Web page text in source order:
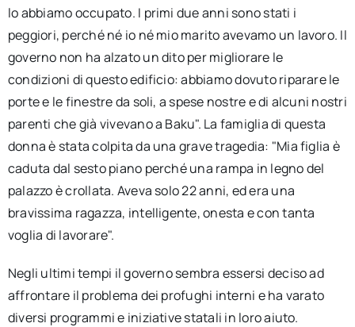
lo abbiamo occupato. I primi due anni sono stati i
peggiori, perché né io né mio marito avevamo un lavoro. Il
governo non ha alzato un dito per migliorare le
condizioni di questo edificio: abbiamo dovuto riparare le
porte e le finestre da soli, a spese nostre e di alcuni nostri
parenti che già vivevano a Baku". La famiglia di questa
donna è stata colpita da una grave tragedia: "Mia figlia è
caduta dal sesto piano perché una rampa in legno del
palazzo è crollata. Aveva solo 22 anni, ed era una
bravissima ragazza, intelligente, onesta e con tanta
voglia di lavorare".
Negli ultimi tempi il governo sembra essersi deciso ad
affrontare il problema dei profughi interni e ha varato
diversi programmi e iniziative statali in loro aiuto.